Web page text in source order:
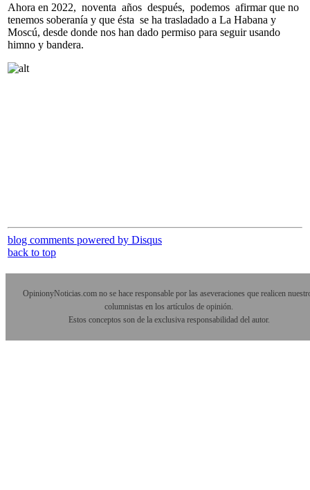
Ahora en 2022, noventa años después, podemos afirmar que no
tenemos soberanía y que ésta se ha trasladado a La Habana y
Moscú, desde donde nos han dado permiso para seguir usando
himno y bandera.
blog comments powered by Disqus
back to top
OpinionyNoticias.com no se hace responsable por las aseveraciones que realicen
columnistas en los artículos de opinión.
Estos conceptos son de la exclusiva responsabilidad del autor.